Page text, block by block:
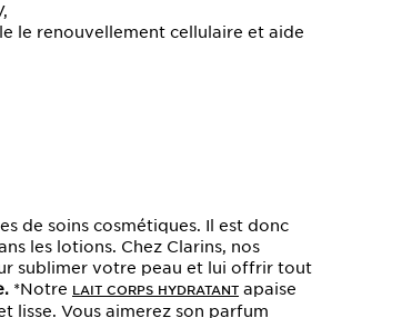
le renouvellement cellulaire et aide
de soins cosmétiques. Il est donc
les lotions. Chez Clarins, nos
sublimer votre peau et lui offrir tout
*Notre LAIT CORPS HYDRATANT apaise
lisse. Vous aimerez son parfum